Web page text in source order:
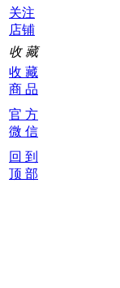
关注
店铺
收 藏
收 藏
商 品
官 方
微 信
回 到
顶 部